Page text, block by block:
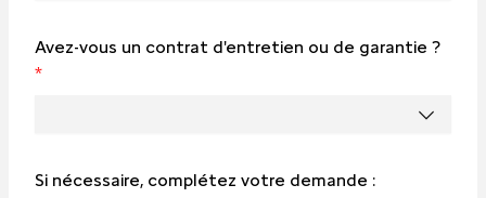
Avez-vous un contrat d'entretien ou de garantie ?
*
Si nécessaire, complétez votre demande :